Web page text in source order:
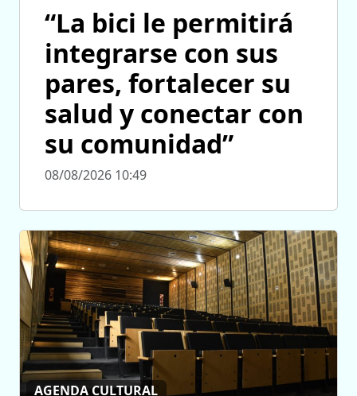
“La bici le permitirá
integrarse con sus
pares, fortalecer su
salud y conectar con
su comunidad”
08/08/2026 10:49
AGENDA CULTURAL